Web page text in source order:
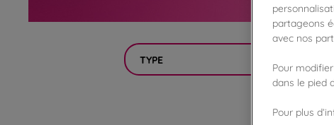
TYPE
partageons
avec nos
Pour
dans le pied
Pour plus